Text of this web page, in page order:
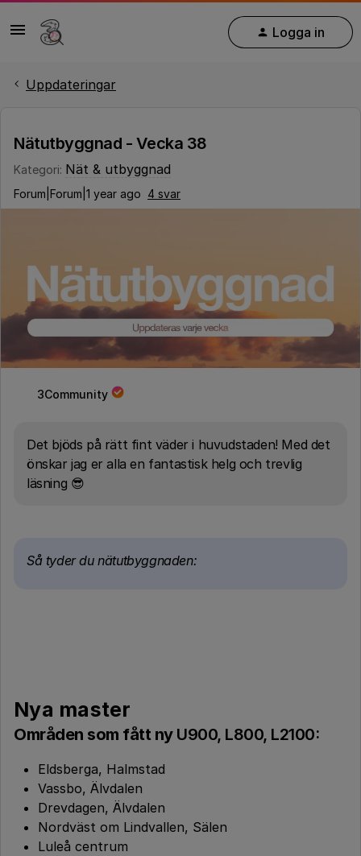
Logga in
Uppdateringar
Nätutbyggnad - Vecka 38
Kategori: Nät & utbyggnad
Forum|Forum|1 year ago 4 svar
3Community
Det bjöds på rätt fint väder i huvudstaden! Med det
önskar jag er alla en fantastisk helg och trevlig
läsning 😎
Så tyder du nätutbyggnaden:
Nya master
Områden som fått ny U900, L800, L2100:
Eldsberga, Halmstad
Vassbo, Älvdalen
Drevdagen, Älvdalen
Nordväst om Lindvallen, Sälen
Luleå centrum